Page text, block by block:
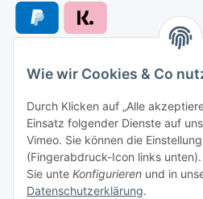
Versandarten
Versand nach
Wie wir Cookies & Co
Durch Klicken auf „Alle
Einsatz folgender Dienste auf
Vimeo. Sie können die
(Fingerabdruck-Icon links
Sie unte Konfigurieren und in
Datenschutzerklärung.